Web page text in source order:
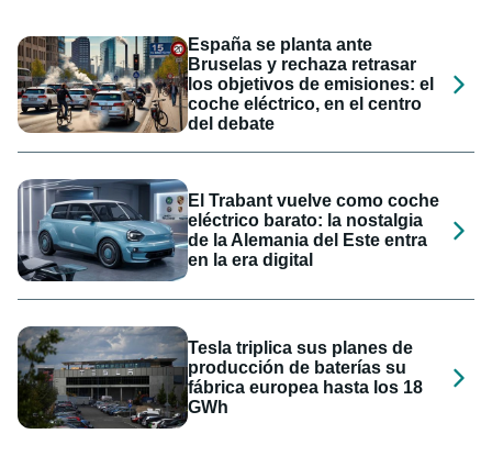
España se planta ante
Bruselas y rechaza retrasar
los objetivos de emisiones: el
coche eléctrico, en el centro
del debate
El Trabant vuelve como coche
eléctrico barato: la nostalgia
de la Alemania del Este entra
en la era digital
Tesla triplica sus planes de
producción de baterías su
fábrica europea hasta los 18
GWh